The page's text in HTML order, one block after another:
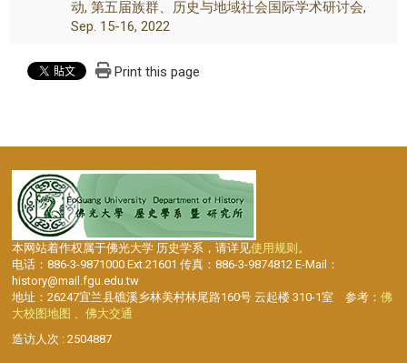
动, 第五届族群、历史与地域社会国际学术研讨会,
Sep. 15-16, 2022
Print this page
本网站着作权属于佛光大学 历史学系，请详见使用规则 。
电话：886-3-9871000 Ext.21601 传真：886-3-9874812 E-Mail：
history@mail.fgu.edu.tw
地址：26247宜兰县礁溪乡林美村林尾路160号 云起楼 310-1室 参考： 佛
大校图地图 、佛大交通
造访人次 : 2504887